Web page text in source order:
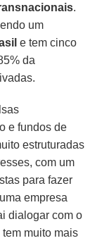
.
um
e tem cinco
da
e fundos de
estruturadas
com um
para fazer
empresa
dialogar com o
muito mais